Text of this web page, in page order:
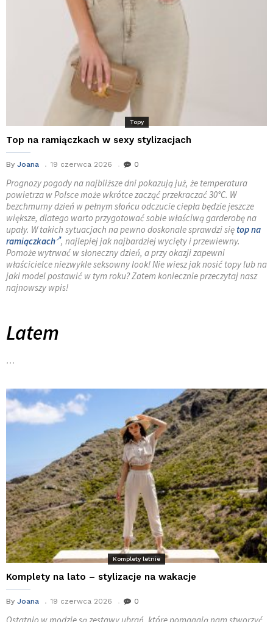
Topy
Top na ramiączkach w sexy stylizacjach
By Joana 19 czerwca 2026 0
Prognozy pogody na najbliższe dni pokazują już, że temperatura
powietrza w Polsce może wkrótce zacząć przekraczać 30°C. W
bezchmurny dzień w pełnym słońcu odczucie ciepła będzie jeszcze
większe, dlatego warto przygotować sobie właściwą garderobę na
upały. W takich sytuacjach na pewno doskonale sprawdzi się top na
ramiączkach , najlepiej jak najbardziej wycięty i przewiewny.
Pomoże wytrwać w słoneczny dzień, a przy okazji zapewni
właścicielce niezwykle seksowny look! Nie wiesz jak nosić topy lub na
jaki model postawić w tym roku? Zatem koniecznie przeczytaj nasz
najnowszy wpis!
Latem
…
Komplety letnie
Komplety na lato – stylizacje na wakacje
By Joana 19 czerwca 2026 0